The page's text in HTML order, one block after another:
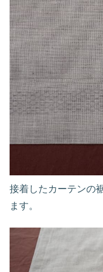
接着したカーテンの
ます。